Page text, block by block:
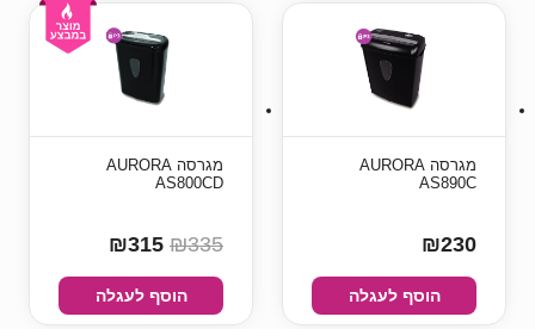
מגרסה AURORA
AS890C
₪230
הוסף לעגלה
מגרסה AURORA
AS800CD
₪335
הוסף לעגלה